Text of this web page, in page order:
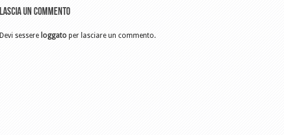
Lascia un commento
Devi sessere loggato per lasciare un commento.